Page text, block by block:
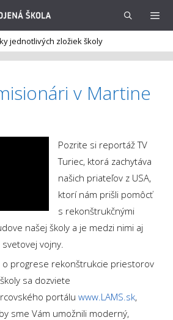
jednotlivých zložiek školy
v Martine
Pozrite si reportáž TV
Turiec, ktorá zachytáva
našich priateľov z USA,
ktorí nám prišli pomôcť
s rekonštrukčnými
našej školy a je medzi nimi aj
vojny.
o progrese rekonštrukcie priestorov
sa dozviete
portálu www.LAMS.sk,
sme Vám umožnili moderný,